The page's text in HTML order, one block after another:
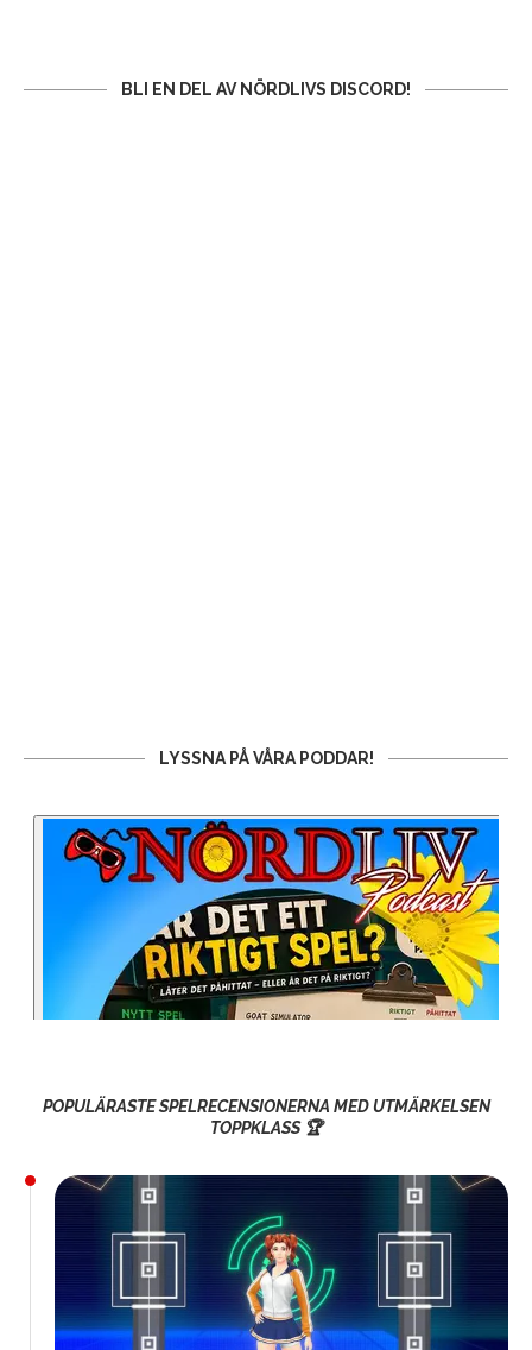
BLI EN DEL AV NÖRDLIVS DISCORD!
LYSSNA PÅ VÅRA PODDAR!
POPULÄRASTE SPELRECENSIONERNA MED UTMÄRKELSEN
TOPPKLASS 🏆